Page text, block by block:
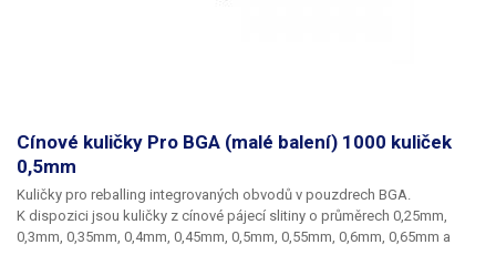
Cínové kuličky Pro BGA (malé balení) 1000 kuliček
0,5mm
Kuličky pro reballing integrovaných obvodů v pouzdrech BGA.
K dispozici jsou kuličky z cínové pájecí slitiny o průměrech 0,25mm,
0,3mm, 0,35mm, 0,4mm, 0,45mm, 0,5mm, 0,55mm, 0,6mm, 0,65mm a